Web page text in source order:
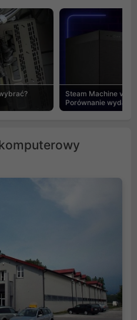
Steam Machine vs
Porównanie